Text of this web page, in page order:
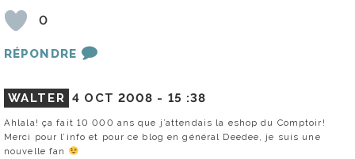
0
RÉPONDRE
WALTER 4 OCT 2008 - 15 :38
Ahlala! ça fait 10 000 ans que j’attendais la eshop du Comptoir!
Merci pour l’info et pour ce blog en général Deedee, je suis une
nouvelle fan